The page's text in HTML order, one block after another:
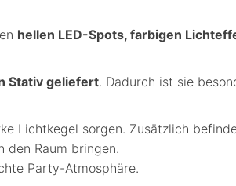
hellen LED-Spots, farbigen
Stativ geliefert. Dadurch ist sie
Lichtkegel sorgen. Zusätzlich
den Raum bringen.
Party-Atmosphäre.